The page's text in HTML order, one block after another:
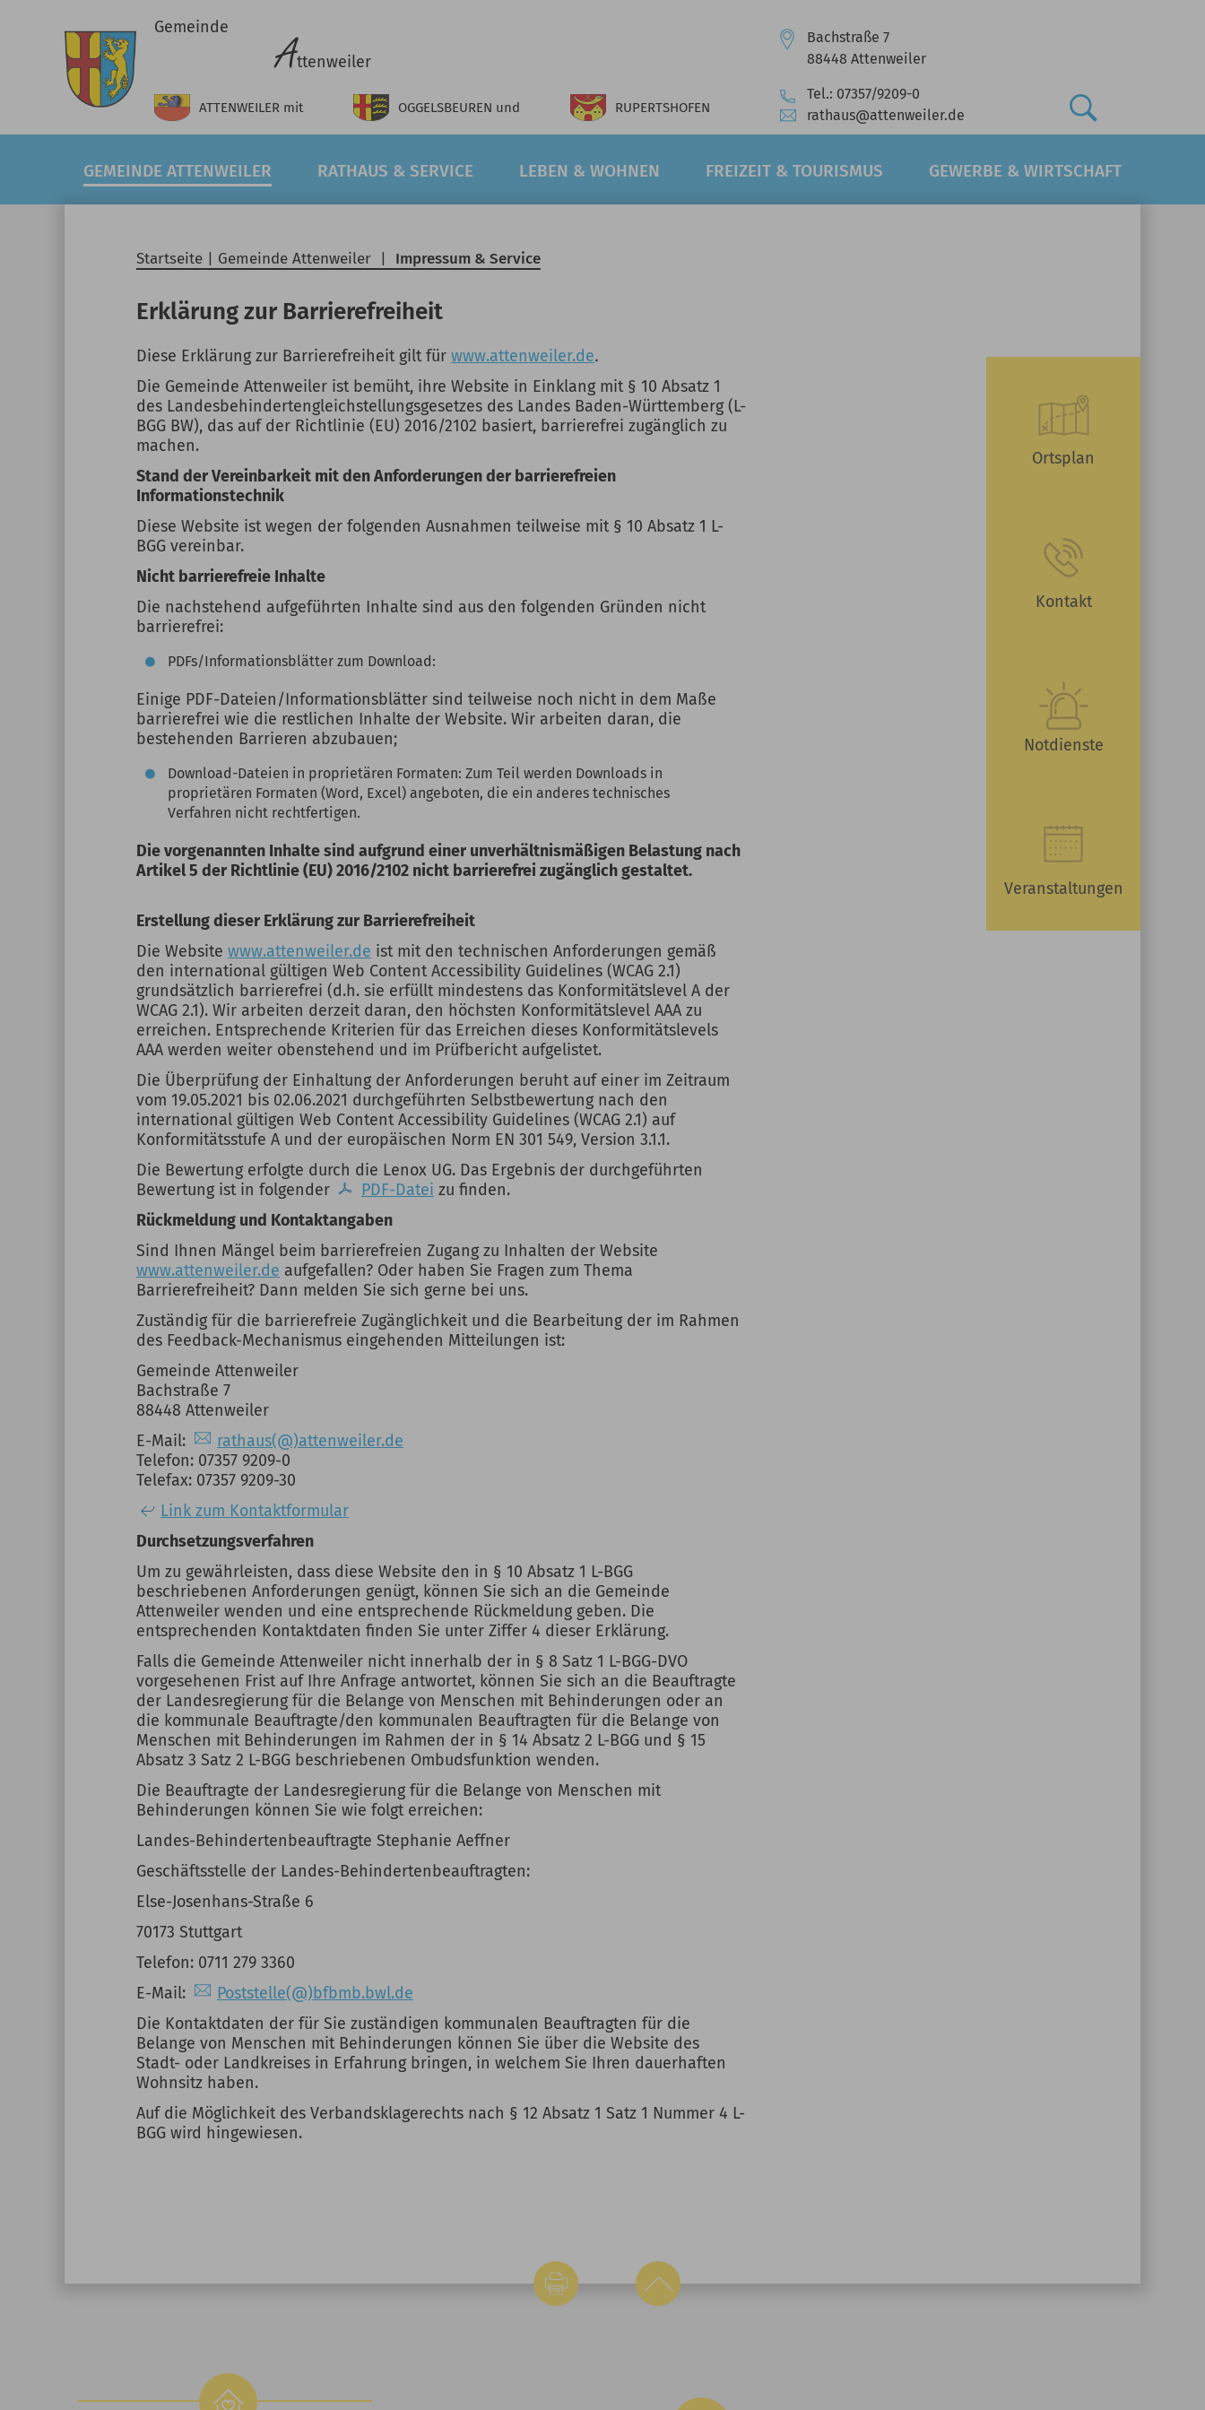
Gemeinde
Attenweiler
ATTENWEILER mit OGGELSBEUREN und RUPERTSHOFEN
Bachstraße 7
88448 Attenweiler
Tel.: 07357/9209-0
rathaus@attenweiler.de
GEMEINDE ATTENWEILER RATHAUS & SERVICE LEBEN & WOHNEN FREIZEIT & TOURISMUS GEWERBE & WIRTSCHAFT
Startseite Gemeinde Attenweiler Impressum & Service
Erklärung zur Barrierefreiheit
Diese Erklärung zur Barrierefreiheit gilt für www.attenweiler.de.
Die Gemeinde Attenweiler ist bemüht, ihre Website in Einklang mit § 10 Absatz 1
des Landesbehindertengleichstellungsgesetzes des Landes Baden-Württemberg (L-
BGG BW), das auf der Richtlinie (EU) 2016/2102 basiert, barrierefrei zugänglich zu
machen.
Stand der Vereinbarkeit mit den Anforderungen der barrierefreien
Informationstechnik
Diese Website ist wegen der folgenden Ausnahmen teilweise mit § 10 Absatz 1 L-
BGG vereinbar.
Nicht barrierefreie Inhalte
Die nachstehend aufgeführten Inhalte sind aus den folgenden Gründen nicht
barrierefrei:
PDFs/Informationsblätter zum Download:
Einige PDF-Dateien/Informationsblätter sind teilweise noch nicht in dem Maße
barrierefrei wie die restlichen Inhalte der Website. Wir arbeiten daran, die
bestehenden Barrieren abzubauen;
Download-Dateien in proprietären Formaten: Zum Teil werden Downloads in
proprietären Formaten (Word, Excel) angeboten, die ein anderes technisches
Verfahren nicht rechtfertigen.
Die vorgenannten Inhalte sind aufgrund einer unverhältnismäßigen Belastung nach
Artikel 5 der Richtlinie (EU) 2016/2102 nicht barrierefrei zugänglich gestaltet.
Erstellung dieser Erklärung zur Barrierefreiheit
Die Website www.attenweiler.de ist mit den technischen Anforderungen gemäß
den international gültigen Web Content Accessibility Guidelines (WCAG 2.1)
grundsätzlich barrierefrei (d.h. sie erfüllt mindestens das Konformitätslevel A der
WCAG 2.1). Wir arbeiten derzeit daran, den höchsten Konformitätslevel AAA zu
erreichen. Entsprechende Kriterien für das Erreichen dieses Konformitätslevels
AAA werden weiter obenstehend und im Prüfbericht aufgelistet.
Die Überprüfung der Einhaltung der Anforderungen beruht auf einer im Zeitraum
vom 19.05.2021 bis 02.06.2021 durchgeführten Selbstbewertung nach den
international gültigen Web Content Accessibility Guidelines (WCAG 2.1) auf
Konformitätsstufe A und der europäischen Norm EN 301 549, Version 3.1.1.
Die Bewertung erfolgte durch die Lenox UG. Das Ergebnis der durchgeführten
Bewertung ist in folgender
PDF-Datei zu finden.
Rückmeldung und Kontaktangaben
Sind Ihnen Mängel beim barrierefreien Zugang zu Inhalten der Website
www.attenweiler.de aufgefallen? Oder haben Sie Fragen zum Thema
Barrierefreiheit? Dann melden Sie sich gerne bei uns.
Zuständig für die barrierefreie Zugänglichkeit und die Bearbeitung der im Rahmen
des Feedback-Mechanismus eingehenden Mitteilungen ist:
Gemeinde Attenweiler
Bachstraße 7
88448 Attenweiler
E-Mail:
rathaus(@)attenweiler.de
Telefon: 07357 9209-0
Telefax: 07357 9209-30
Link zum Kontaktformular
Durchsetzungsverfahren
Um zu gewährleisten, dass diese Website den in § 10 Absatz 1 L-BGG
beschriebenen Anforderungen genügt, können Sie sich an die Gemeinde
Attenweiler wenden und eine entsprechende Rückmeldung geben. Die
entsprechenden Kontaktdaten finden Sie unter Ziffer 4 dieser Erklärung.
Falls die Gemeinde Attenweiler nicht innerhalb der in § 8 Satz 1 L-BGG-DVO
vorgesehenen Frist auf Ihre Anfrage antwortet, können Sie sich an die Beauftragte
der Landesregierung für die Belange von Menschen mit Behinderungen oder an
die kommunale Beauftragte/den kommunalen Beauftragten für die Belange von
Menschen mit Behinderungen im Rahmen der in § 14 Absatz 2 L-BGG und § 15
Absatz 3 Satz 2 L-BGG beschriebenen Ombudsfunktion wenden.
Die Beauftragte der Landesregierung für die Belange von Menschen mit
Behinderungen können Sie wie folgt erreichen:
Landes-Behindertenbeauftragte Stephanie Aeffner
Geschäftsstelle der Landes-Behindertenbeauftragten:
Else-Josenhans-Straße 6
70173 Stuttgart
Telefon: 0711 279 3360
E-Mail:
Poststelle(@)bfbmb.bwl.de
Die Kontaktdaten der für Sie zuständigen kommunalen Beauftragten für die
Belange von Menschen mit Behinderungen können Sie über die Website des
Stadt- oder Landkreises in Erfahrung bringen, in welchem Sie Ihren dauerhaften
Wohnsitz haben.
Auf die Möglichkeit des Verbandsklagerechts nach § 12 Absatz 1 Satz 1 Nummer 4 L-
BGG wird hingewiesen.
Ortsplan
Kontakt
Notdienste
Veranstaltungen